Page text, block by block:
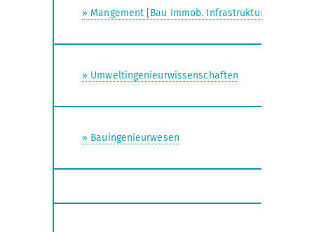
» Mangement [Bau Immob. Infrastruktur]
» Umweltingenieurwissenschaften
» Bauingenieurwesen